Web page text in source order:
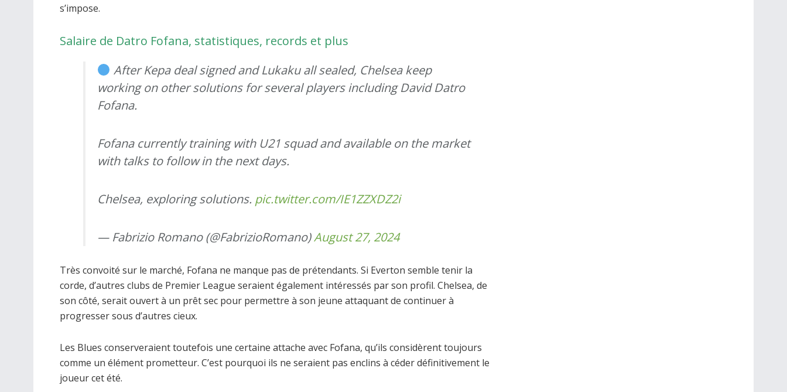
s’impose.
Salaire de Datro Fofana, statistiques, records et plus
After Kepa deal signed and Lukaku all sealed, Chelsea keep
working on other solutions for several players including David Datro
Fofana.
Fofana currently training with U21 squad and available on the market
with talks to follow in the next days.
Chelsea, exploring solutions. pic.twitter.com/IE1ZZXDZ2i
— Fabrizio Romano (@FabrizioRomano)August 27, 2024
Très convoité sur le marché, Fofana ne manque pas de prétendants. Si Everton semble tenir la
corde, d’autres clubs de Premier League seraient également intéressés par son profil. Chelsea, de
son côté, serait ouvert à un prêt sec pour permettre à son jeune attaquant de continuer à
progresser sous d’autres cieux.
Les Blues conserveraient toutefois une certaine attache avec Fofana, qu’ils considèrent toujours
comme un élément prometteur. C’est pourquoi ils ne seraient pas enclins à céder définitivement le
joueur cet été.